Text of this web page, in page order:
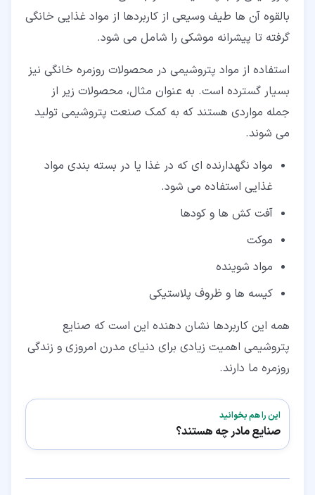
بالقوه آن ها طیف وسیعی از کاربردها از مواد غذایی خانگی
گرفته تا پیشرانه موشکی را شامل می شود.
استفاده از مواد پتروشیمی در محصولات روزمره خانگی نیز
بسیار گسترده است. به عنوان مثال، محصولات زیر از
جمله مواردی هستند که به کمک صنعت پتروشیمی تولید
می شوند.
مواد نگهدارنده ای که در غذا یا در بسته بندی مواد
غذایی استفاده می شود.
آفت کش ها و کودها
موکت
مواد شوینده
کیسه ها و ظروف پلاستیکی
همه این کاربردها نشان دهنده این است که صنایع
پتروشیمی اهمیت زیادی برای دنیای مدرن امروزی و زندگی
روزمره ما دارند.
این را هم بخوانید
صنایع مادر چه هستند؟